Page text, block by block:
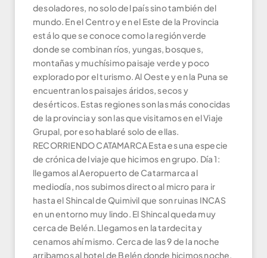
desoladores, no solo del país sino también del
mundo. En el Centro y en el Este de la Provincia
está lo que se conoce como la región verde
donde se combinan ríos, yungas, bosques,
montañas y muchísimo paisaje verde y poco
explorado por el turismo. Al Oeste y en la Puna se
encuentran los paisajes áridos, secos y
desérticos. Estas regiones son las más conocidas
de la provincia y son las que visitamos en el Viaje
Grupal, por eso hablaré solo de ellas.
RECORRIENDO CATAMARCA Esta es una especie
de crónica del viaje que hicimos en grupo. Día 1:
llegamos al Aeropuerto de Catarmarca al
mediodía, nos subimos directo al micro para ir
hasta el Shincal de Quimivil que son ruinas INCAS
en un entorno muy lindo. El Shincal queda muy
cerca de Belén. Llegamos en la tardecita y
cenamos ahí mismo. Cerca de las 9 de la noche
arribamos al hotel de Belén donde hicimos noche.